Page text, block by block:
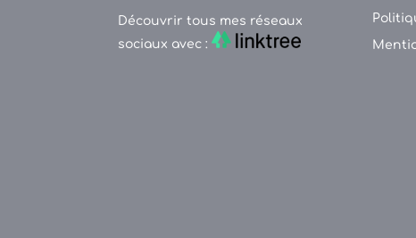
Découvrir tous mes réseaux
sociaux avec :